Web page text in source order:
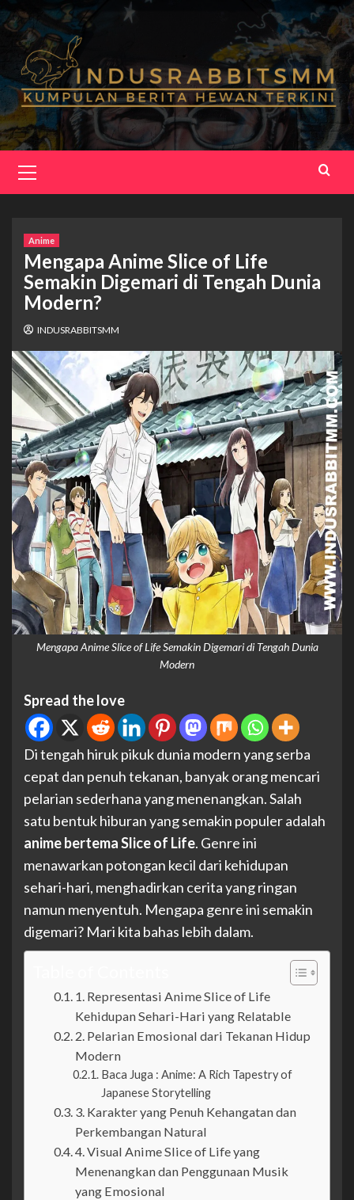
Skip
to
content
Menu
Anime
Mengapa Anime Slice of Life
Semakin Digemari di Tengah Dunia
Modern?
INDUSRABBITSMM
Mengapa Anime Slice of Life Semakin Digemari di Tengah Dunia
Modern
Spread the love
Di tengah hiruk pikuk dunia modern yang serba
cepat dan penuh tekanan, banyak orang mencari
pelarian sederhana yang menenangkan. Salah
satu bentuk hiburan yang semakin populer adalah
anime bertemaSlice of Life. Genre ini
menawarkan potongan kecil dari kehidupan
sehari-hari, menghadirkan cerita yang ringan
namun menyentuh. Mengapa genre ini semakin
digemari? Mari kita bahas lebih dalam.
1. Representasi Anime Slice of Life
Kehidupan Sehari-Hari yang Relatable
2. Pelarian Emosional dari Tekanan Hidup
Modern
Baca Juga : Anime: A Rich Tapestry of
Japanese Storytelling
3. Karakter yang Penuh Kehangatan dan
Perkembangan Natural
4. Visual Anime Slice of Life yang
Menenangkan dan Penggunaan Musik
yang Emosional